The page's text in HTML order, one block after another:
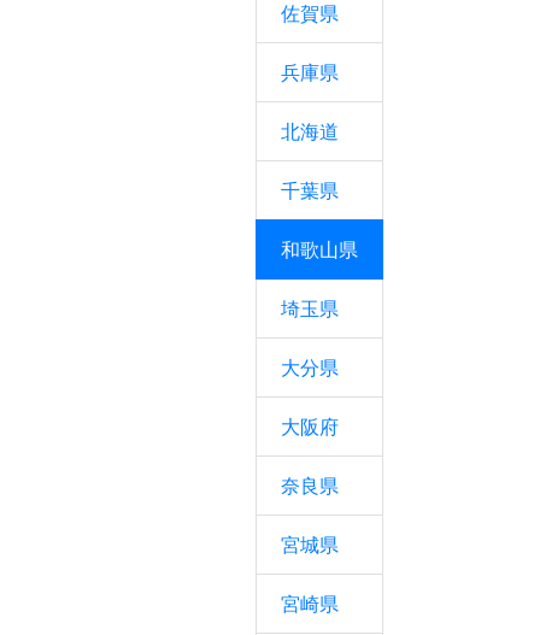
佐賀県
兵庫県
北海道
千葉県
和歌山県
埼玉県
大分県
大阪府
奈良県
宮城県
宮崎県